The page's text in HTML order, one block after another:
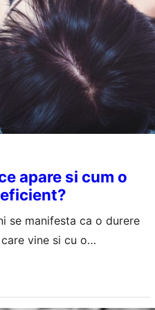
apare si cum o
se manifesta ca o durere
vine si cu o
resimtita poate fi
cand si cand. Chiar si